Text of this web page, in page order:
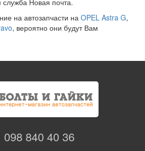
служба Новая почта.
на автозапчасти на OPEL Astra G,
, вероятно они будут Вам
098 840 40 36